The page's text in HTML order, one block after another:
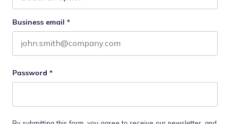
Business email *
Password *